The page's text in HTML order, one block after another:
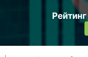
Рейтинг